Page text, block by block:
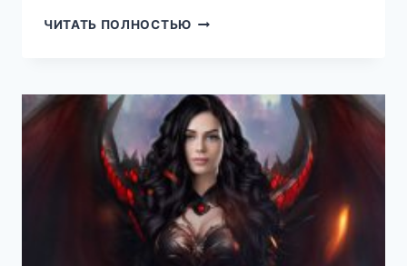
ЧИТАТЬ ПОЛНОСТЬЮ ЭРА
СЕРГЕЙ)